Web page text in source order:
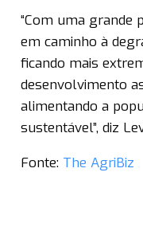
“Com uma grande
em caminho à
ficando mais
desenvolvimento
alimentando a
sustentável”, diz
Fonte: The AgriBiz